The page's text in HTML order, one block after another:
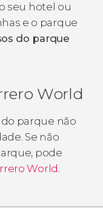
seu hotel ou
e o parque
do parque
World
parque não
Se não
pode
World.